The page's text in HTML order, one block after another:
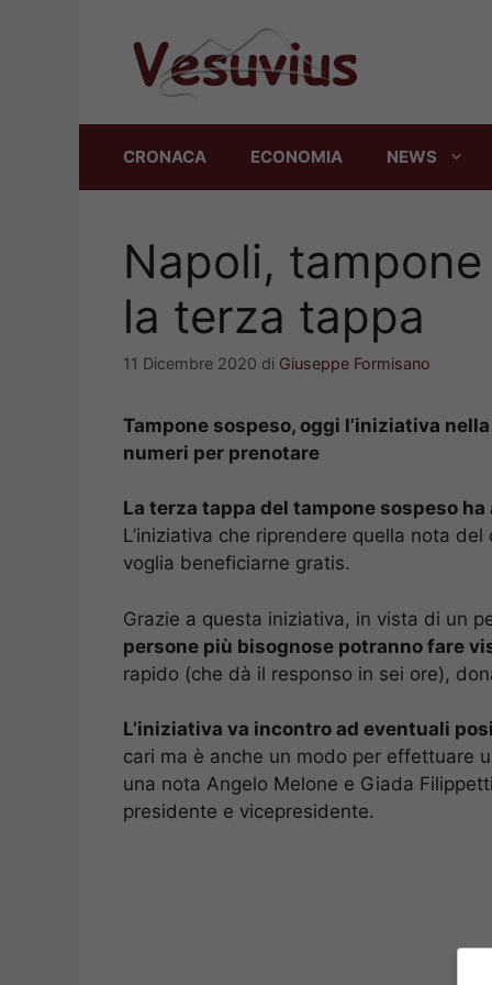
CRONACA ECONOMIA NEWS
Napoli,
la terza tappa
11 Dicembre 2020 di Giuseppe Formisano
Tampone sospeso, oggi l’iniziativa
numeri per prenotare
La terza tappa del tampone sospeso
L’iniziativa che riprendere quella nota
voglia beneficiarne gratis.
Grazie a questa iniziativa, in vista di un
persone più bisognose potranno fare
rapido (che dà il responso in sei ore),
L’iniziativa va incontro ad eventuali
cari ma è anche un modo per effettuare
una nota Angelo Melone e Giada
presidente e vicepresidente.